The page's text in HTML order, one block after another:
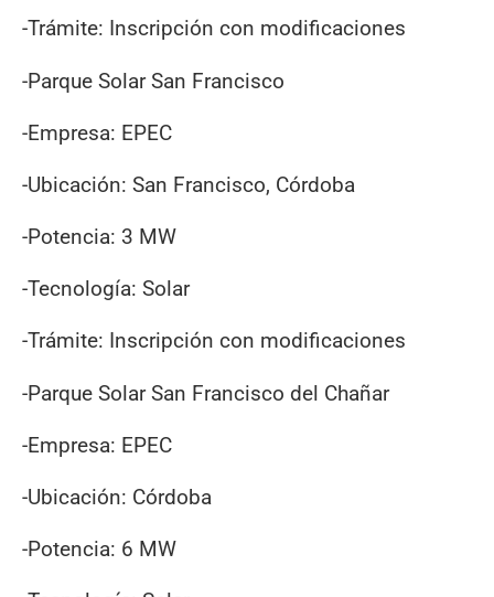
-Trámite: Inscripción con modificaciones
-Parque Solar San Francisco
-Empresa: EPEC
-Ubicación: San Francisco, Córdoba
-Potencia: 3 MW
-Tecnología: Solar
-Trámite: Inscripción con modificaciones
-Parque Solar San Francisco del Chañar
-Empresa: EPEC
-Ubicación: Córdoba
-Potencia: 6 MW